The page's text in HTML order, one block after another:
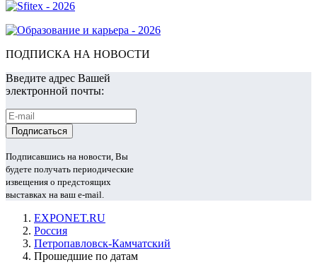
ПОДПИСКА НА НОВОСТИ
Введите адрес Вашей
электронной почты:
Подписавшись на новости, Вы
будете получать периодические
извещения о предстоящих
выставках на ваш e-mail.
EXPONET.RU
Россия
Петропавловск-Камчатский
Прошедшие по датам